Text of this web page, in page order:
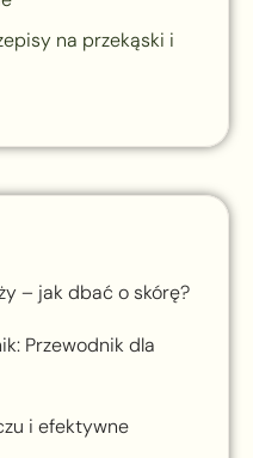
na przekąski i
– jak dbać o skórę?
Przewodnik dla
i efektywne